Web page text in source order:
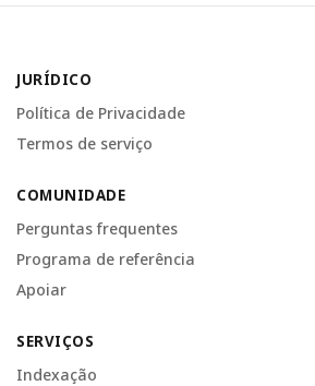
JURÍDICO
Política de Privacidade
Termos de serviço
COMUNIDADE
Perguntas frequentes
Programa de referência
Apoiar
SERVIÇOS
Indexação